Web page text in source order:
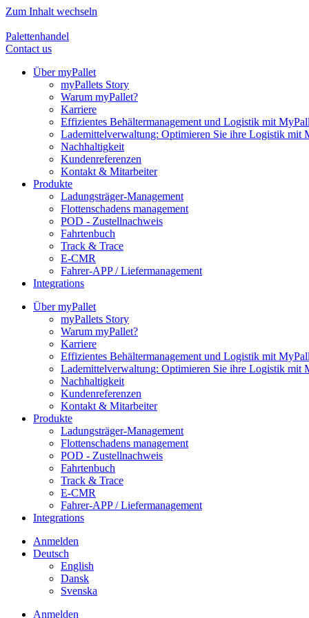
Zum Inhalt wechseln
Palettenhandel
Contact us
Über myPallet
myPallets Story
Warum myPallet?
Karriere
Effizientes Behältermanagement und Logistik mit
Lademittelverwaltung: Optimieren Sie ihre Logistik mit
Nachhaltigkeit
Kundenreferenzen
Kontakt & Mitarbeiter
Produkte
Ladungsträger-Management
Flottenschadens management
POD - Zustellnachweis
Fahrtenbuch
Track & Trace
E-CMR
Fahrer-APP / Liefermanagement
Integrations
Über myPallet
myPallets Story
Warum myPallet?
Karriere
Effizientes Behältermanagement und Logistik mit
Lademittelverwaltung: Optimieren Sie ihre Logistik mit
Nachhaltigkeit
Kundenreferenzen
Kontakt & Mitarbeiter
Produkte
Ladungsträger-Management
Flottenschadens management
POD - Zustellnachweis
Fahrtenbuch
Track & Trace
E-CMR
Fahrer-APP / Liefermanagement
Integrations
Anmelden
Deutsch
English
Dansk
Svenska
Anmelden